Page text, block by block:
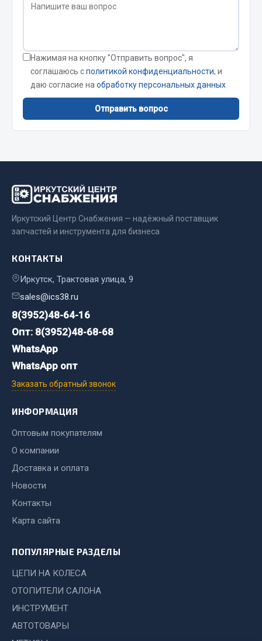
Всё для сварки
Газосварка
Маски, краги сварщика
Сварочное оборудование
Сварочные материалы
CUMMINS HAFFEN
Весь раздел
Весь раздел
Стяжки, тросы, канаты
Стропы
Тросы
Весь раздел
3 ton
Abro
Alteco
Aвтосил
Chevron
Cosmo
Нажимая на кнопку "Отправить вопрос", я
соглашаюсь сполитикой конфиденциальности, и
даю согласие на обработку персональных данных
Отправить вопрос
Иркутский Центр Снабжения — надёжный поставщик
запчастей и инструмента для бизнеса
КОНТАКТЫ
Иркутск, Трактовая улица, 9
sales@ics38.ru
8(3952)48-64-16
Опт: 8(3952)48-68-68
WhatsApp
WhatsApp опт
Заказать обратный звонок
ИНФОРМАЦИЯ
Оптовым покупателям
О компании
Доставка и оплата
Новости
Контакты
Карта сайта
ПОПУЛЯРНЫЕ РАЗДЕЛЫ
ЦЕПИ НА КОЛЕСА
ОТОПИТЕЛИ САЛОНА
ИНСТРУМЕНТ
АВТОТОВАРЫ